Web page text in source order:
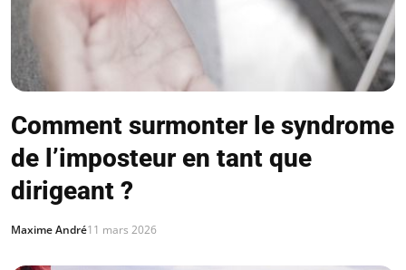
Comment surmonter le syndrome
de l’imposteur en tant que
dirigeant ?
Maxime André11 mars 2026